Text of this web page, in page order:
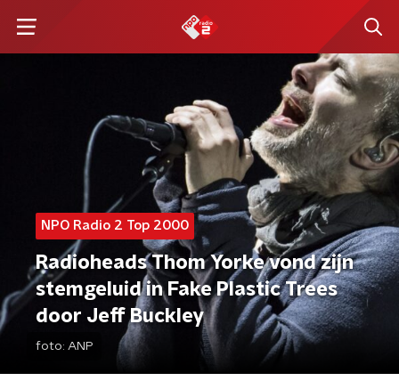
NPO Radio 2 Top 2000
Radioheads Thom Yorke vond zijn
stemgeluid in Fake Plastic Trees
door Jeff Buckley
foto: ANP